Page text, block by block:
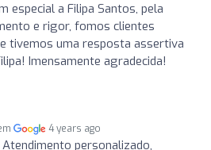
especial a Filipa Santos, pela
e rigor, fomos clientes
tivemos uma resposta assertiva
Imensamente agradecida!
4 years ago
Atendimento personalizado,